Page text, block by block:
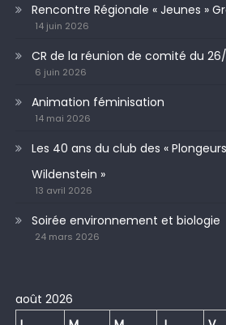
Rencontre Régionale « Jeunes »
14 juin 2026
CR de la réunion de comité du
6 juin 2026
Animation féminisation
14 mai 2026
Les 40 ans du club des «
Wildenstein »
13 avril 2026
Soirée environnement et biologie
24 mars 2026
août 2026